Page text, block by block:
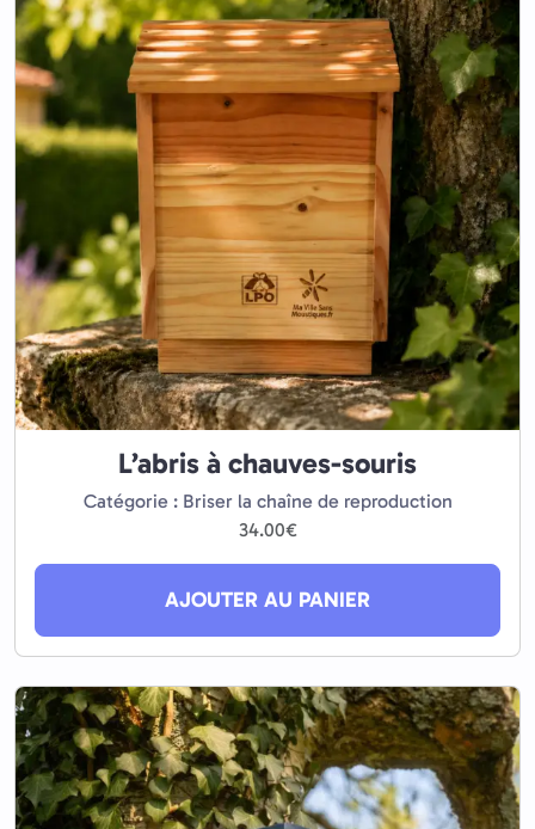
L’abris à chauves-souris
Catégorie : Briser la chaîne de reproduction
34.00€
AJOUTER AU PANIER